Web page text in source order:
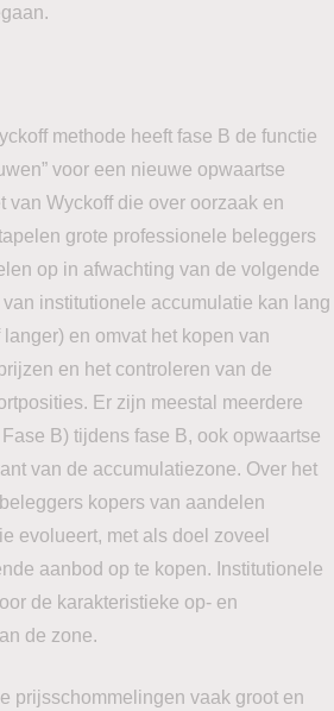
methode heeft fase B de functie
voor een nieuwe opwaartse
van Wyckoff die over oorzaak en
grote professionele beleggers
op in afwachting van de volgende
institutionele accumulatie kan lang
en omvat het kopen van
en het controleren van de
Er zijn meestal meerdere
B) tijdens fase B, ook opwaartse
van de accumulatiezone. Over het
kopers van aandelen
evolueert, met als doel zoveel
aanbod op te kopen. Institutionele
de karakteristieke op- en
de zone.
prijsschommelingen vaak groot en